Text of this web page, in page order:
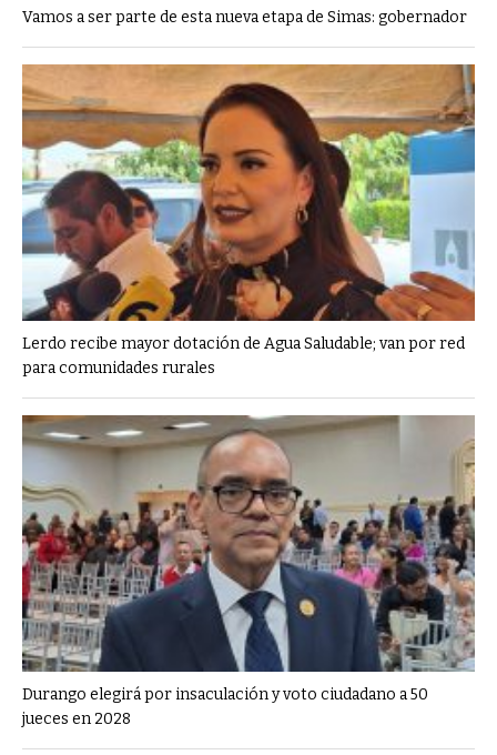
Vamos a ser parte de esta nueva etapa de Simas: gobernador
Lerdo recibe mayor dotación de Agua Saludable; van por red
para comunidades rurales
Durango elegirá por insaculación y voto ciudadano a 50
jueces en 2028